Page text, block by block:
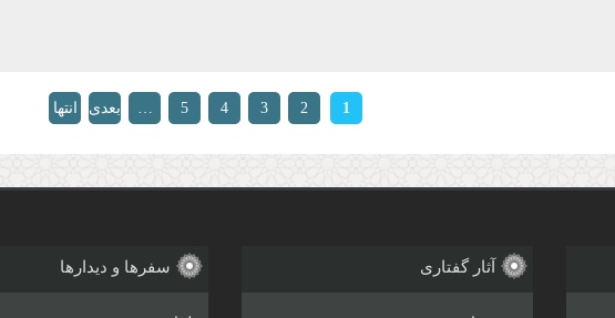
1
2
3
4
5
…
بعدی
انتها
آثار گفتاری سفرها و دیدارها